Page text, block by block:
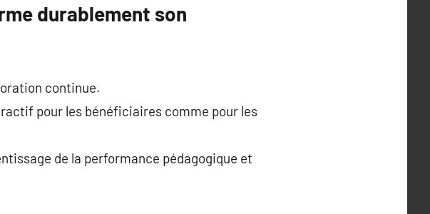
durablement son
continue.
pour les bénéficiaires comme pour les
de la performance pédagogique et